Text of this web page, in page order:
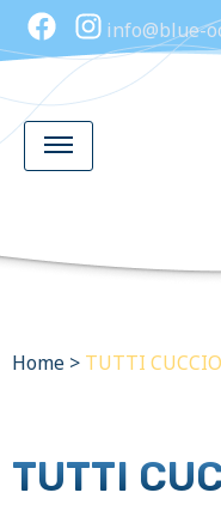
info@blue-
Home > TUTTI
TUTTI